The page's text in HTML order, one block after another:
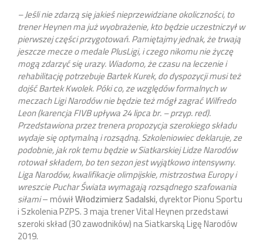
– Jeśli nie zdarzą się jakieś nieprzewidziane okoliczności, to
trener Heynen ma już wyobrażenie, kto będzie uczestniczył w
pierwszej części przygotowań. Pamiętajmy jednak, że trwają
jeszcze mecze o medale PlusLigi, i czego nikomu nie życzę
mogą zdarzyć się urazy. Wiadomo, że czasu na leczenie i
rehabilitację potrzebuje Bartek Kurek, do dyspozycji musi też
dojść Bartek Kwolek. Póki co, ze względów formalnych w
meczach Ligi Narodów nie będzie też mógł zagrać Wilfredo
Leon (karencja FIVB upływa 24 lipca br. – przyp. red).
Przedstawiona przez trenera propozycja szerokiego składu
wydaje się optymalną i rozsądną. Szkoleniowiec deklaruje, ze
podobnie, jak rok temu będzie w Siatkarskiej Lidze Narodów
rotował składem, bo ten sezon jest wyjątkowo intensywny.
Liga Narodów, kwalifikacje olimpijskie, mistrzostwa Europy i
wreszcie Puchar Świata wymagają rozsądnego szafowania
siłami– mówiłWłodzimierz Sadalski, dyrektor Pionu Sportu
i Szkolenia PZPS. 3 maja trener Vital Heynen przedstawi
szeroki skład (30 zawodników) na Siatkarską Ligę Narodów
2019.